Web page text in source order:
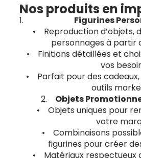
Nos produits en
Figurines
• Reproduction d’objets,
personnages à partir
• Finitions détaillées et
vos
• Parfait pour des cadeaux,
outils
2. Objets
• Objets uniques pour
votre
• Combinaisons
figurines pour créer
• Matériaux respectueux